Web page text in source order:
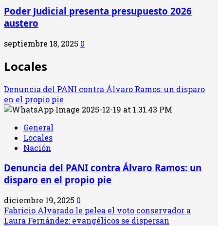
Poder Judicial presenta presupuesto 2026
austero
septiembre 18, 2025 0
Locales
Denuncia del PANI contra Álvaro Ramos: un disparo
en el propio pie
General
Locales
Nación
Denuncia del PANI contra Álvaro Ramos: un
disparo en el propio pie
diciembre 19, 2025 0
Fabricio Alvarado le pelea el voto conservador a
Laura Fernández: evangélicos se dispersan